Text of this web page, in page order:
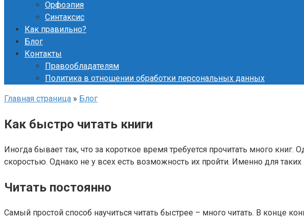
Орфоэпия
Синтаксис
Как правильно?
Блог
Контакты
Правообладателям
Политика в отношении обработки персональных данных
Главная страница » Блог
Как быстро читать книги
Иногда бывает так, что за короткое время требуется прочитать много
скоростью. Однако не у всех есть возможность их пройти. Именно для
Читать постоянно
Самый простой способ научиться читать быстрее – много читать. В конце